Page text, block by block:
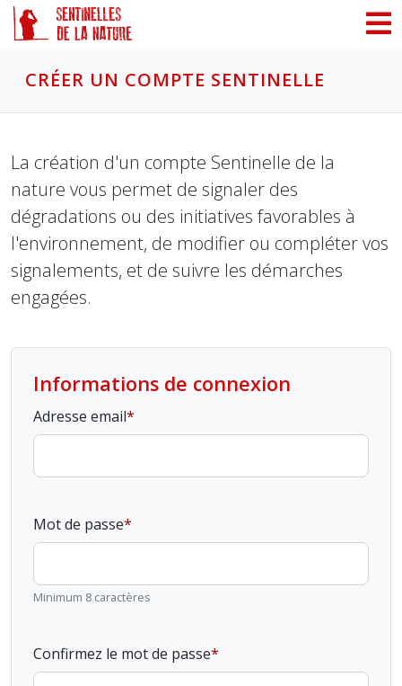
CRÉER UN COMPTE SENTINELLE
La création d'un compte Sentinelle de la
nature vous permet de signaler des
dégradations ou des initiatives favorables à
l'environnement, de modifier ou compléter vos
signalements, et de suivre les démarches
engagées.
Informations de connexion
Adresse email
Mot de passe
Minimum 8 caractères
Confirmez le mot de passe
Panneau de gestion des cookies